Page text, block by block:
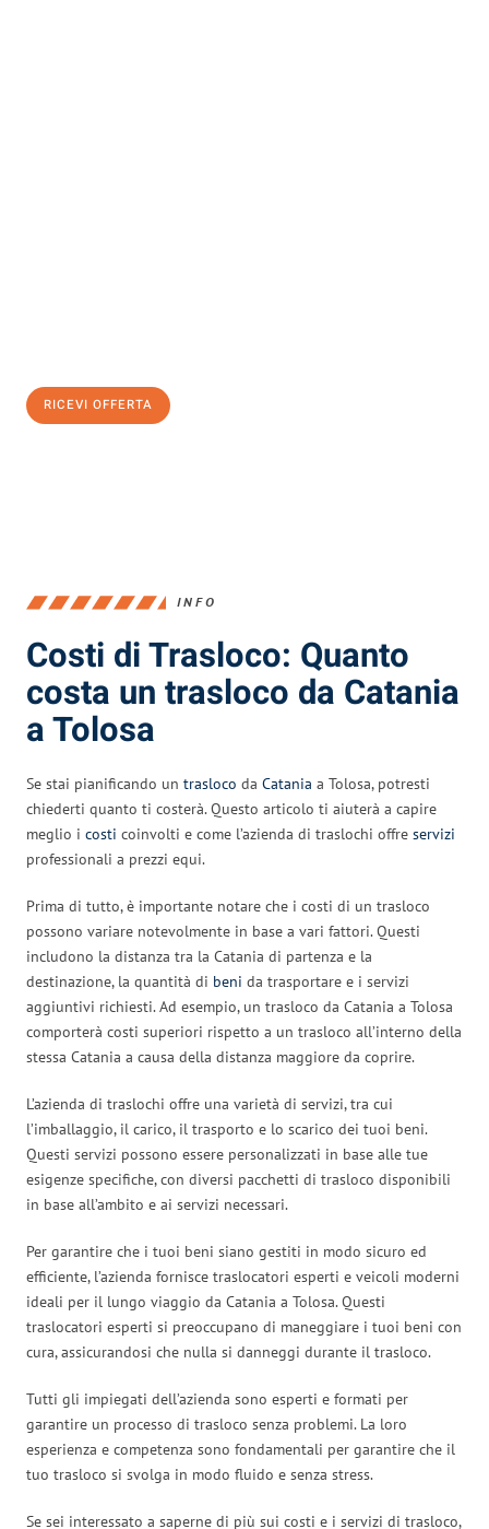
RICEVI OFFERTA
INFO
Costi di Trasloco: Quanto
costa un trasloco da Catania
a Tolosa
Se stai pianificando un trasloco da Catania a Tolosa, potresti
chiederti quanto ti costerà. Questo articolo ti aiuterà a capire
meglio i costi coinvolti e come l’azienda di traslochi offre servizi
professionali a prezzi equi.
Prima di tutto, è importante notare che i costi di un trasloco
possono variare notevolmente in base a vari fattori. Questi
includono la distanza tra la Catania di partenza e la
destinazione, la quantità di beni da trasportare e i servizi
aggiuntivi richiesti. Ad esempio, un trasloco da Catania a Tolosa
comporterà costi superiori rispetto a un trasloco all’interno della
stessa Catania a causa della distanza maggiore da coprire.
L’azienda di traslochi offre una varietà di servizi, tra cui
l’imballaggio, il carico, il trasporto e lo scarico dei tuoi beni.
Questi servizi possono essere personalizzati in base alle tue
esigenze specifiche, con diversi pacchetti di trasloco disponibili
in base all’ambito e ai servizi necessari.
Per garantire che i tuoi beni siano gestiti in modo sicuro ed
efficiente, l’azienda fornisce traslocatori esperti e veicoli moderni
ideali per il lungo viaggio da Catania a Tolosa. Questi
traslocatori esperti si preoccupano di maneggiare i tuoi beni con
cura, assicurandosi che nulla si danneggi durante il trasloco.
Tutti gli impiegati dell’azienda sono esperti e formati per
garantire un processo di trasloco senza problemi. La loro
esperienza e competenza sono fondamentali per garantire che il
tuo trasloco si svolga in modo fluido e senza stress.
Se sei interessato a saperne di più sui costi e i servizi di trasloco,